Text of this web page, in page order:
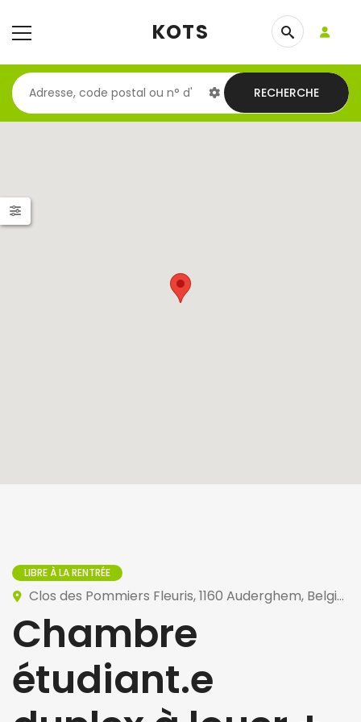
KOTS
RECHERCHE
LIBRE À LA RENTRÉE
Clos des Pommiers Fleuris, 1160 Auderghem, Belgique
Chambre
étudiant.e